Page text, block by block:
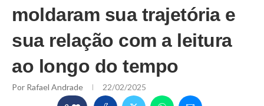
moldaram sua trajetória e
sua relação com a leitura
ao longo do tempo
Por Rafael Andrade 22/02/2025